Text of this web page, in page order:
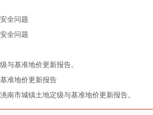
全问题
全问题
与基准地价更新报告。
准地价更新报告
南市城镇土地定级与基准地价更新报告。